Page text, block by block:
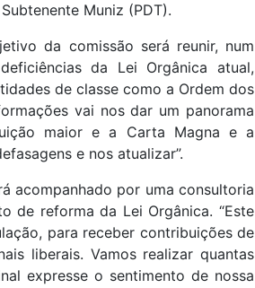
Muniz (PDT).
da comissão será reunir, num
da Lei Orgânica atual,
de classe como a Ordem dos
vai nos dar um panorama
maior e a Carta Magna e a
e nos atualizar”.
acompanhado por uma consultoria
de reforma da Lei Orgânica. “Este
para receber contribuições de
liberais. Vamos realizar quantas
expresse o sentimento de nossa